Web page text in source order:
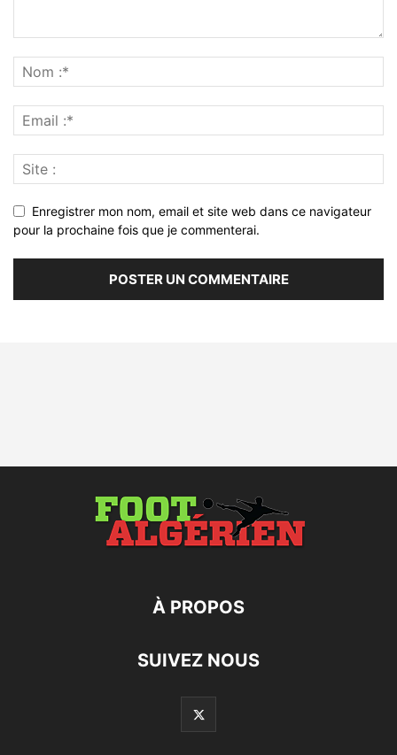
Enregistrer mon nom, email et site web dans ce navigateur
pour la prochaine fois que je commenterai.
À PROPOS
SUIVEZ NOUS